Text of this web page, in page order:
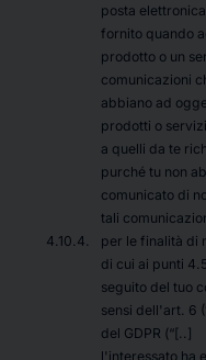
posta
fornito quando
prodotto o un
comunicazioni
abbiano ad
prodotti o
a quelli da te
purché tu non
comunicato di
tali
per le finalità di
di cui ai punti
seguito del tuo
sensi dell'art. 6
del GDPR (“[..]
l'interessato ha